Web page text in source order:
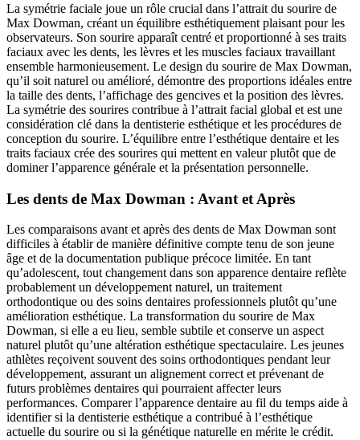
La symétrie faciale joue un rôle crucial dans l’attrait du sourire de
Max Dowman, créant un équilibre esthétiquement plaisant pour les
observateurs. Son sourire apparaît centré et proportionné à ses traits
faciaux avec les dents, les lèvres et les muscles faciaux travaillant
ensemble harmonieusement. Le design du sourire de Max Dowman,
qu’il soit naturel ou amélioré, démontre des proportions idéales entre
la taille des dents, l’affichage des gencives et la position des lèvres.
La symétrie des sourires contribue à l’attrait facial global et est une
considération clé dans la dentisterie esthétique et les procédures de
conception du sourire. L’équilibre entre l’esthétique dentaire et les
traits faciaux crée des sourires qui mettent en valeur plutôt que de
dominer l’apparence générale et la présentation personnelle.
Les dents de Max Dowman : Avant et Après
Les comparaisons avant et après des dents de Max Dowman sont
difficiles à établir de manière définitive compte tenu de son jeune
âge et de la documentation publique précoce limitée. En tant
qu’adolescent, tout changement dans son apparence dentaire reflète
probablement un développement naturel, un traitement
orthodontique ou des soins dentaires professionnels plutôt qu’une
amélioration esthétique. La transformation du sourire de Max
Dowman, si elle a eu lieu, semble subtile et conserve un aspect
naturel plutôt qu’une altération esthétique spectaculaire. Les jeunes
athlètes reçoivent souvent des soins orthodontiques pendant leur
développement, assurant un alignement correct et prévenant de
futurs problèmes dentaires qui pourraient affecter leurs
performances. Comparer l’apparence dentaire au fil du temps aide à
identifier si la dentisterie esthétique a contribué à l’esthétique
actuelle du sourire ou si la génétique naturelle en mérite le crédit.